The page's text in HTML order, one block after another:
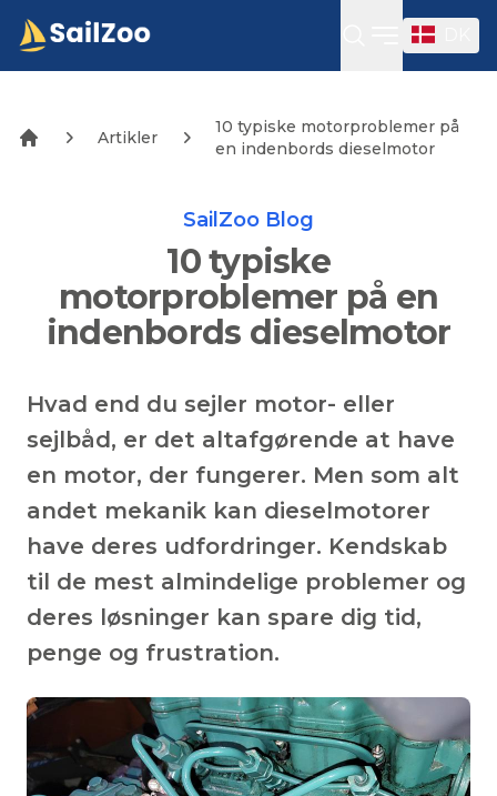
Open
Artikler
10 typiske motorproblemer på
en indenbords dieselmotor
SailZoo Blog
10 typiske
motorproblemer på en
indenbords dieselmotor
Hvad end du sejler motor- eller
sejlbåd, er det altafgørende at have
en motor, der fungerer. Men som alt
andet mekanik kan dieselmotorer
have deres udfordringer. Kendskab
til de mest almindelige problemer og
deres løsninger kan spare dig tid,
penge og frustration.